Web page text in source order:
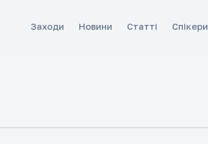
Заходи Новини Статті Спікери